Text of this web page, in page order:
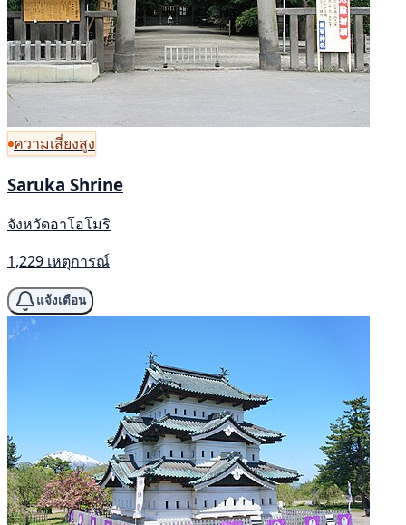
ความเสี่ยงสูง
Saruka Shrine
จังหวัดอาโอโมริ
1,229 เหตุการณ์
แจ้งเตือน